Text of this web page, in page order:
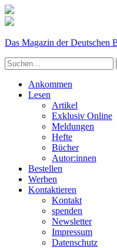
Das Magazin der Deutschen
Ankommen
Lesen
Artikel
Exklusiv Online
Meldungen
Hefte
Bücher
Autor:innen
Bestellen
Werben
Kontaktieren
Kontakt
spenden
Newsletter
Impressum
Datenschutz­